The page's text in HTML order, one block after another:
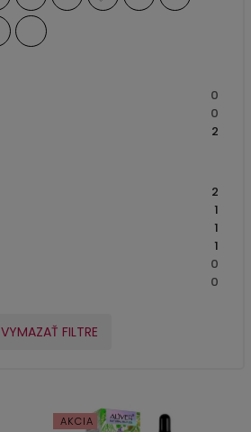
0
0
2
2
1
1
1
0
0
VYMAZAŤ FILTRE
AKCIA